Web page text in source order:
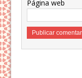
Página web